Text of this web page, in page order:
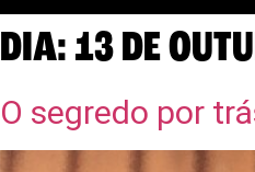
DIA: 13 DE
O segredo por